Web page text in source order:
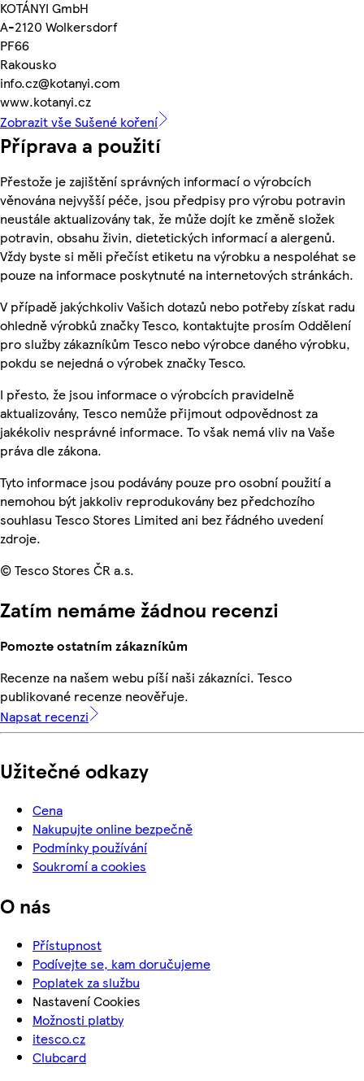
KOTÁNYI GmbH
A-2120 Wolkersdorf
PF66
Rakousko
info.cz@kotanyi.com
www.kotanyi.cz
Zobrazit vše Sušené koření
Příprava a použití
Přestože je zajištění správných informací o výrobcích
věnována nejvyšší péče, jsou předpisy pro výrobu potravin
neustále aktualizovány tak, že může dojít ke změně složek
potravin, obsahu živin, dietetických informací a alergenů.
Vždy byste si měli přečíst etiketu na výrobku a nespoléhat se
pouze na informace poskytnuté na internetových stránkách.
V případě jakýchkoliv Vašich dotazů nebo potřeby získat radu
ohledně výrobků značky Tesco, kontaktujte prosím Oddělení
pro služby zákazníkům Tesco nebo výrobce daného výrobku,
pokdu se nejedná o výrobek značky Tesco.
I přesto, že jsou informace o výrobcích pravidelně
aktualizovány, Tesco nemůže přijmout odpovědnost za
jakékoliv nesprávné informace. To však nemá vliv na Vaše
práva dle zákona.
Tyto informace jsou podávány pouze pro osobní použití a
nemohou být jakkoliv reprodukovány bez předchozího
souhlasu Tesco Stores Limited ani bez řádného uvedení
zdroje.
© Tesco Stores ČR a.s.
Zatím nemáme žádnou recenzi
Pomozte ostatním zákazníkům
Recenze na našem webu píší naši zákazníci. Tesco
publikované recenze neověřuje.
Napsat recenzi
Užitečné odkazy
Cena
Nakupujte online bezpečně
Podmínky používání
Soukromí a cookies
O nás
Přístupnost
Podívejte se, kam doručujeme
Poplatek za službu
Nastavení Cookies
Možnosti platby
itesco.cz
Clubcard